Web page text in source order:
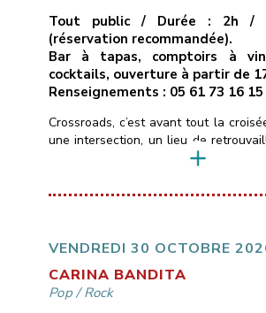
Tout public / Durée : 2h /
(réservation recommandée).
Bar à tapas, comptoirs à
cocktails, ouverture à partir de
Renseignements : 05 61 73 16 15
Crossroads, c’est avant tout la
une intersection, un lieu de
c’est aussi un hommage à la
d’une ballade blues-country en
jonctions métissées et
VENDREDI 30 OCTOBRE
CARINA BANDITA
Pop/Rock